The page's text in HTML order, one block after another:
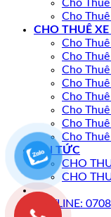
Cho Thuê
Cho Thuê
CHO THUÊ
Cho
Cho
Cho
Cho
Cho
Cho
Cho
Cho
TIN TỨC
CHO
CHO
HOTLINE: